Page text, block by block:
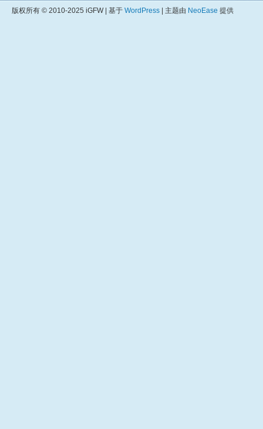
版权所有 © 2010-2025 iGFW | 基于 WordPress | 主题由 NeoEase 提供